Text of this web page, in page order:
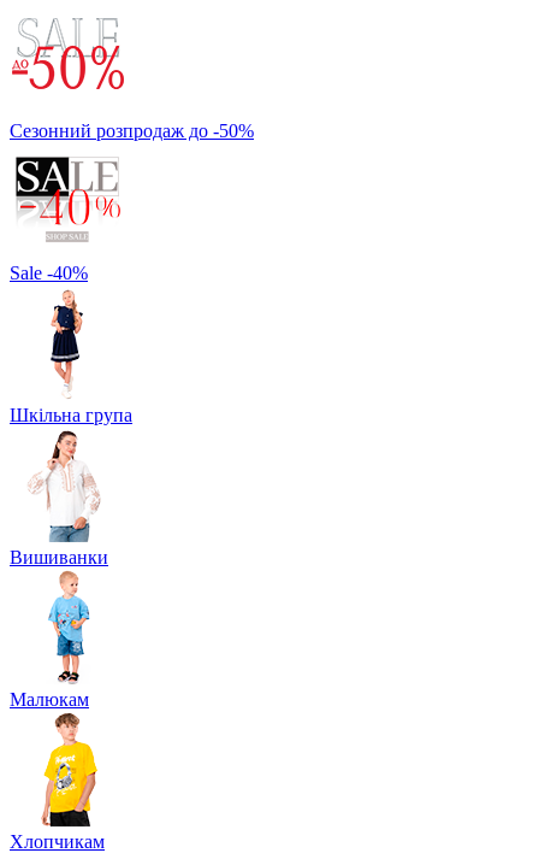
Сезонний розпродаж до -50%
Sale -40%
Шкільна група
Вишиванки
Малюкам
Хлопчикам